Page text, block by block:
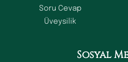
Soru Cevap
Üveysilik
Sosyal